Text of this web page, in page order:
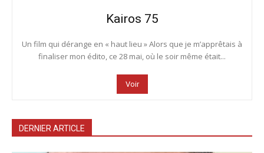
Kairos 75
Un film qui dérange en « haut lieu » Alors que je m’apprêtais à
finaliser mon édito, ce 28 mai, où le soir même était...
Voir
DERNIER ARTICLE